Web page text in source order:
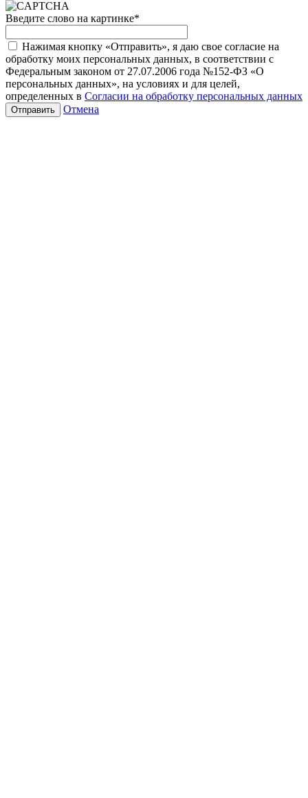
Введите слово на картинке*
Нажимая кнопку «Отправить», я даю свое согласие на
обработку моих персональных данных, в соответствии с
Федеральным законом от 27.07.2006 года №152-ФЗ «О
персональных данных», на условиях и для целей,
определенных в Согласии на обработку персональных данных
Отмена